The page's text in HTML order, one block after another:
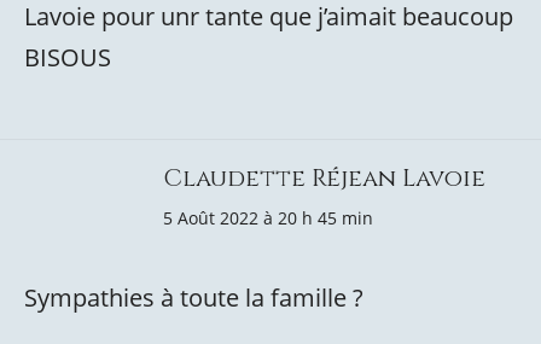
Lavoie pour unr tante que j’aimait beaucoup
BISOUS
Claudette Réjean Lavoie
5 Août 2022 à 20 h 45 min
Sympathies à toute la famille ?